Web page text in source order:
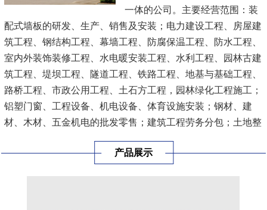
一体的公司。主要经营范围：装
配式墙板的研发、生产、销售及安装；电力建设工程、房屋建
筑工程、钢结构工程、幕墙工程、防腐保温工程、防水工程、
室内外装饰装修工程、水电暖安装工程、水利工程、园林古建
筑工程、堤坝工程、隧道工程、铁路工程、地基与基础工程、
路桥工程、市政公用工程、土石方工程，园林绿化工程施工；
铝塑门窗、工程设备、机电设备、体育设施安装；钢材、建
材、木材、五金机电的批发零售；建筑工程劳务分包；土地整
产品展示